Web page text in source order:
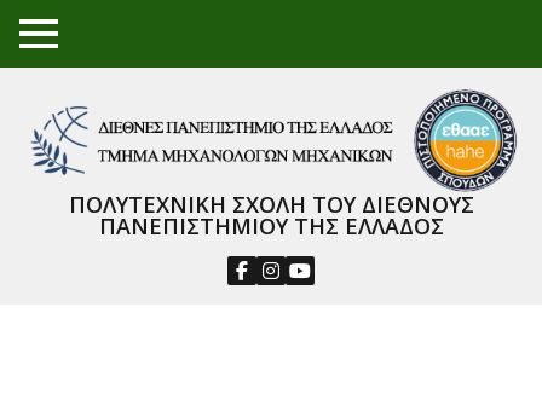
TO
GGL
NU
ΠΟΛΥΤΕΧΝΙΚΗ ΣΧΟΛΗ ΤΟΥ ΔΙΕΘΝΟΥΣ
ΠΑΝΕΠΙΣΤΗΜΙΟΥ ΤΗΣ ΕΛΛΑΔΟΣ